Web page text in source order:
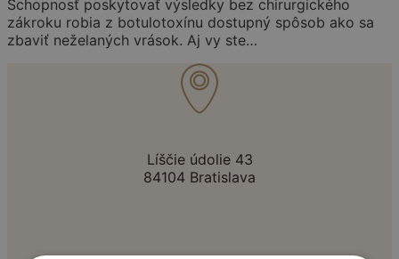
Schopnosť poskytovať výsledky bez chirurgického
zákroku robia z botulotoxínu dostupný spôsob ako sa
zbaviť neželaných vrások. Aj vy ste…
Líščie údolie 43
84104 Bratislava